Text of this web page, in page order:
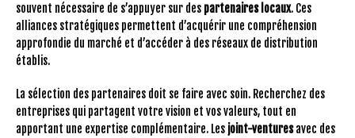
souvent nécessaire de s’appuyer sur des partenaires locaux. Ces
alliances stratégiques permettent d’acquérir une compréhension
approfondie du marché et d’accéder à des réseaux de distribution
établis.
La sélection des partenaires doit se faire avec soin. Recherchez des
entreprises qui partagent votre vision et vos valeurs, tout en
apportant une expertise complémentaire. Les joint-venturesavec des